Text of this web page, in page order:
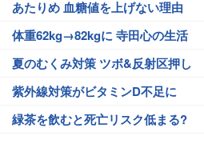
あたりめ 血糖値を上げない理由
体重62kg→82kgに 寺田心の生活
夏のむくみ対策 ツボ&反射区押し
紫外線対策がビタミンD不足に
緑茶を飲むと死亡リスク低まる?